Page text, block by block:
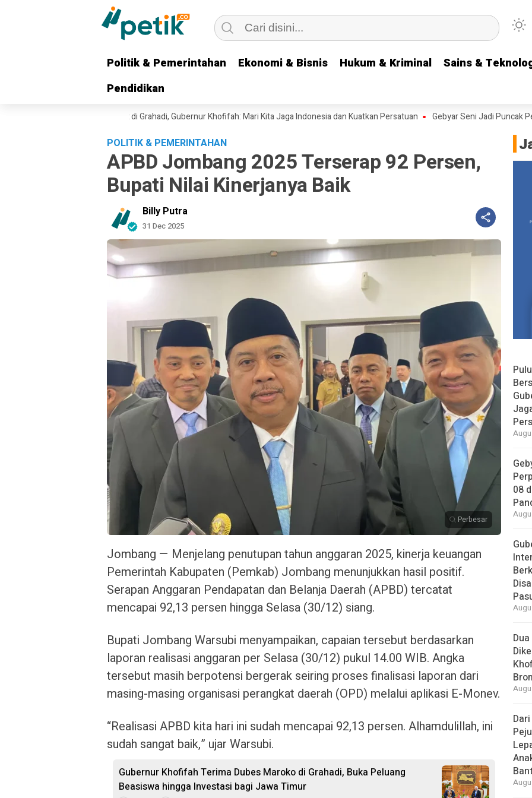
Politik & Pemerintahan Ekonomi & Bisnis Hukum & Kriminal
Sains &
Pendidikan
Politik & Pemerintahan Ekonomi & Bisnis Hukum & Kriminal
Sains &
Pendidikan
Masyarakat Bersholawat di Grahadi, Gubernur Khofifah: Mari Kita Jaga Indonesia dan Kuatkan Persatuan Gebyar Seni Jadi Puncak
POLITIK & PEMERINTAHAN
APBD Jombang 2025 Terserap 92 Persen,
Bupati Nilai Kinerjanya Baik
Billy Putra
31 Dec 2025
Perbesar
Jombang — Menjelang penutupan tahun anggaran 2025, kinerja keuangan
Pemerintah Kabupaten (Pemkab) Jombang menunjukkan hasil positif.
Serapan Anggaran Pendapatan dan Belanja Daerah (APBD) tercatat
mencapai 92,13 persen hingga Selasa (30/12) siang.
Bupati Jombang Warsubi menyampaikan, capaian tersebut berdasarkan
laporan realisasi anggaran per Selasa (30/12) pukul 14.00 WIB. Angka
tersebut masih berpotensi bergerak seiring proses finalisasi laporan dari
masing-masing organisasi perangkat daerah (OPD) melalui aplikasi E-Monev.
“Realisasi APBD kita hari ini sudah mencapai 92,13 persen. Alhamdulillah, ini
sudah sangat baik,” ujar Warsubi.
Gubernur Khofifah Terima Dubes Maroko di Grahadi, Buka Peluang
Beasiswa hingga Investasi bagi Jawa Timur
08